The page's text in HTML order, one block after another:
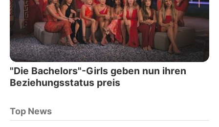
"Die Bachelors"-Girls geben nun ihren
Beziehungsstatus preis
Top News